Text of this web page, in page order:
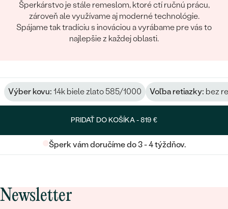
Šperkárstvo je stále remeslom, ktoré ctí ručnú prácu,
zároveň ale využívame aj moderné technológie.
Spájame tak tradíciu s inováciou a vyrábame pre vás to
najlepšie z každej oblasti.
Výber kovu: 14k biele zlato 585/1000 Voľba retiazky: bez
PRIDAŤ DO KOŠÍKA -819 €
Šperk vám doručíme do 3 - 4 týždňov.
Newsletter